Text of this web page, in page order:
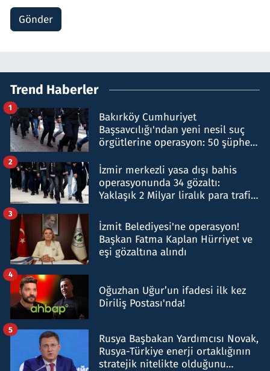
Gönder
Trend Haberler
Bakırköy Cumhuriyet
Başsavcılığı'ndan yeni nesil suç
örgütlerine operasyon: 50 şüpheli
1
İzmir merkezli yasa dışı bahis
operasyonunda 34 gözaltı:
Yaklaşık 2 Milyar liralık para trafiği
2
İzmit Belediyesi'ne operasyon!
Başkan Fatma Kaplan Hürriyet ve
eşi gözaltına alındı
3
Oğuzhan Uğur’un ifadesi ilk kez
Diriliş Postası'nda!
4
Rusya Başbakan Yardımcısı Novak,
Rusya-Türkiye enerji ortaklığının
stratejik nitelikte olduğunu
5